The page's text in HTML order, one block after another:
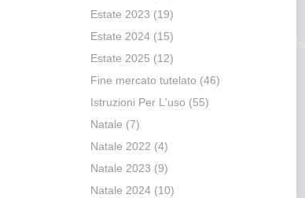
Estate 2023 (19)
Estate 2024(15)
Estate 2025 (12)
Fine mercato tutelato (46)
Istruzioni Per L'uso (55)
Natale (7)
Natale 2022 (4)
Natale 2023 (9)
Natale 2024(10)